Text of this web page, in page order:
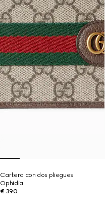
Cartera con dos pliegues
Ophidia
€ 390